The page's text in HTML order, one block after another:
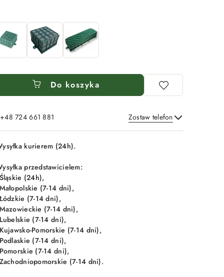
Do koszyka
724 661 881 Zostaw telefon
Wyślij
kurierem (24h).
przedstawicielem:
(24h),
(7-14 dni),
(7-14 dni),
(7-14 dni),
(7-14 dni),
Pomorskie (7-14 dni),
(7-14 dni),
(7-14 dni),
(7-14 dni).